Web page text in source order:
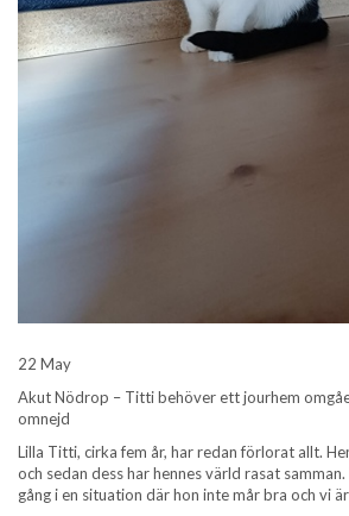
22 May
Akut Nödrop – Titti behöver ett jourhem
omnejd
Lilla Titti, cirka fem år, har redan förlorat allt.
och sedan dess har hennes värld rasat
gång i en situation där hon inte mår bra och vi